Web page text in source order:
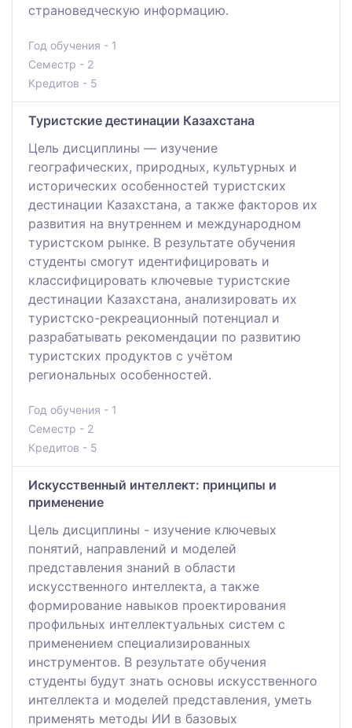
страноведческую информацию.
Год обучения - 1
Семестр - 2
Кредитов - 5
Туристские дестинации Казахстана
Цель дисциплины — изучение
географических, природных, культурных и
исторических особенностей туристских
дестинации Казахстана, а также факторов их
развития на внутреннем и международном
туристском рынке. В результате обучения
студенты смогут идентифицировать и
классифицировать ключевые туристские
дестинации Казахстана, анализировать их
туристско-рекреационный потенциал и
разрабатывать рекомендации по развитию
туристских продуктов с учётом
региональных особенностей.
Год обучения - 1
Семестр - 2
Кредитов - 5
Искусственный интеллект: принципы и
применение
Цель дисциплины - изучение ключевых
понятий, направлений и моделей
представления знаний в области
искусственного интеллекта, а также
формирование навыков проектирования
профильных интеллектуальных систем с
применением специализированных
инструментов. В результате обучения
студенты будут знать основы искусственного
интеллекта и моделей представления, уметь
применять методы ИИ в базовых